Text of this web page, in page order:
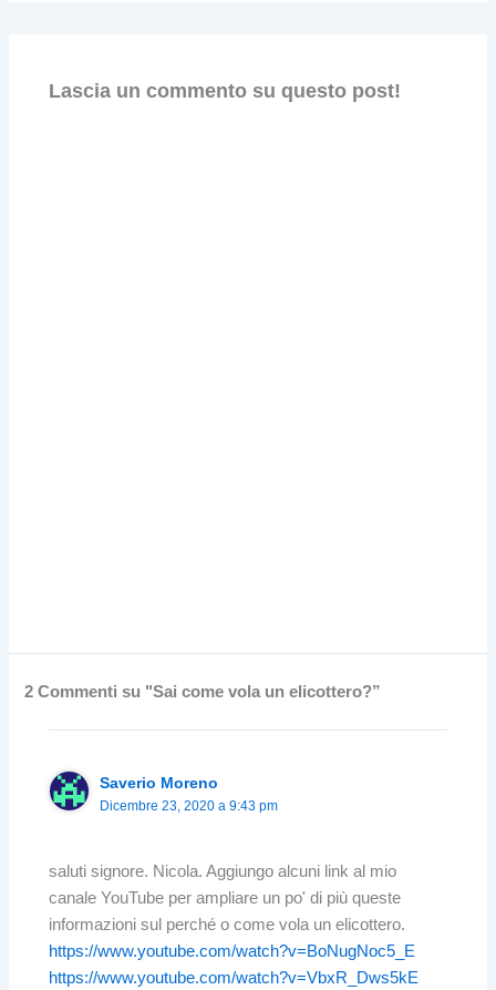
Lascia un commento su questo post!
2 Commenti su "Sai come vola un elicottero?”
Saverio Moreno
Dicembre 23, 2020 a 9:43 pm
saluti signore. Nicola. Aggiungo alcuni link al mio
canale YouTube per ampliare un po' di più queste
informazioni sul perché o come vola un elicottero.
https://www.youtube.com/watch?v=BoNugNoc5_E
https://www.youtube.com/watch?v=VbxR_Dws5kE